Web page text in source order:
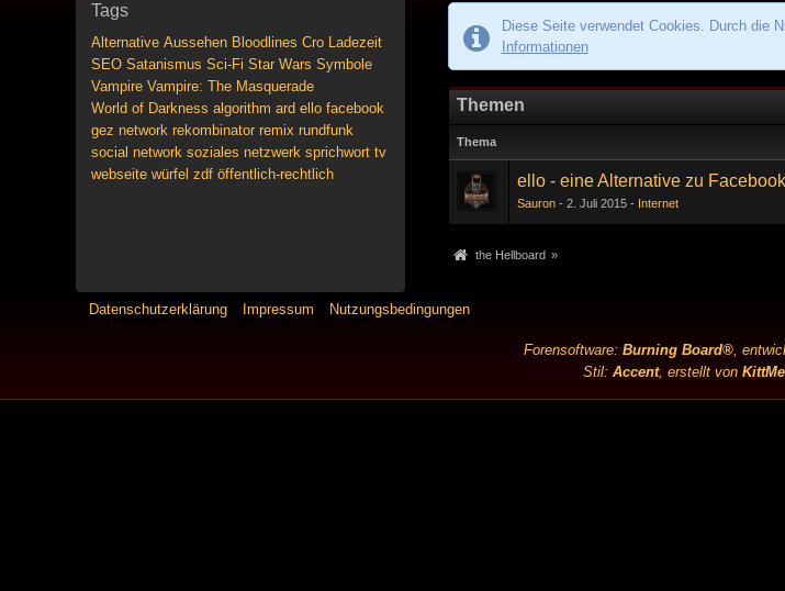
Tags
Alternative Aussehen Bloodlines Cro Ladezeit
SEO Satanismus Sci-Fi Star Wars Symbole
Vampire Vampire: The Masquerade
World of Darkness algorithm ard ello facebook
gez network rekombinator remix rundfunk
social network soziales netzwerk sprichwort tv
webseite würfel zdf öffentlich-rechtlich
Diese Seite verwendet Cookies. Durch die
Informationen
Themen
Thema
ello - eine Alternative zu
Sauron 2. Juli 2015 Internet
the Hellboard »
Datenschutzerklärung Impressum Nutzungsbedingungen
Forensoftware: Burning Board®,
Stil: Accent, erstellt von